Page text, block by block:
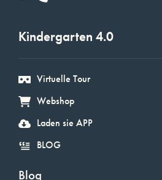
Kindergarten 4.0
Virtuelle Tour
Webshop
Laden sie APP
BLOG
Blog